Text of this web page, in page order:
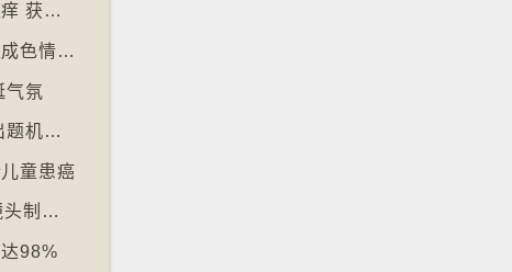
【十万八千里】奥地利一母牛使用长柄刷抓痒 获科学家确定懂得使用工具
【十万八千里】印尼及马来西亚禁用被拍生成色情影像的人工智能平台Grok
气氛
【十万八千里】韩国学测英文科试题过深 出题机构院长引咎辞职
童患癌
【十万八千里】韩国拘捕四人涉骇入12万镜头制色情内容
98%